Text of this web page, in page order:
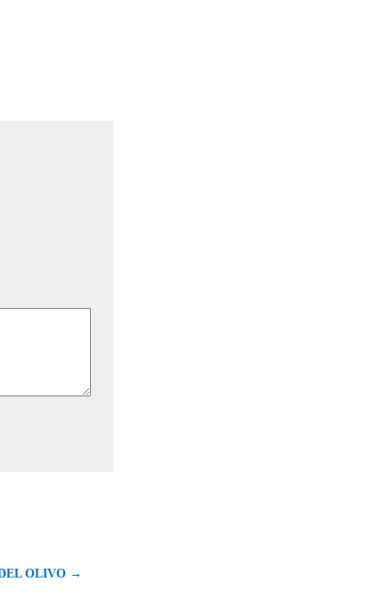
OLIVO →